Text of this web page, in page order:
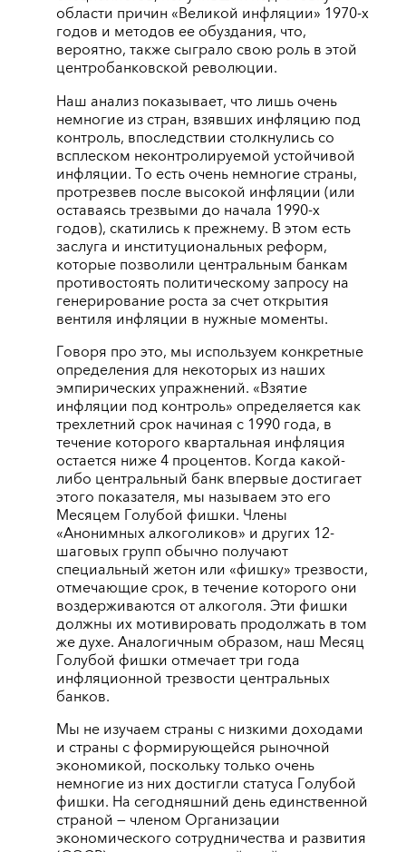
области причин «Великой инфляции» 1970-х
годов и методов ее обуздания, что,
вероятно, также сыграло свою роль в этой
центробанковской революции.
Наш анализ показывает, что лишь очень
немногие из стран, взявших инфляцию под
контроль, впоследствии столкнулись со
всплеском неконтролируемой устойчивой
инфляции. То есть очень немногие страны,
протрезвев после высокой инфляции (или
оставаясь трезвыми до начала 1990-х
годов), скатились к прежнему. В этом есть
заслуга и институциональных реформ,
которые позволили центральным банкам
противостоять политическому запросу на
генерирование роста за счет открытия
вентиля инфляции в нужные моменты.
Говоря про это, мы используем конкретные
определения для некоторых из наших
эмпирических упражнений. «Взятие
инфляции под контроль» определяется как
трехлетний срок начиная с 1990 года, в
течение которого квартальная инфляция
остается ниже 4 процентов. Когда какой-
либо центральный банк впервые достигает
этого показателя, мы называем это его
Месяцем Голубой фишки. Члены
«Анонимных алкоголиков» и других 12-
шаговых групп обычно получают
специальный жетон или «фишку» трезвости,
отмечающие срок, в течение которого они
воздерживаются от алкоголя. Эти фишки
должны их мотивировать продолжать в том
же духе. Аналогичным образом, наш Месяц
Голубой фишки отмечает три года
инфляционной трезвости центральных
банков.
Мы не изучаем страны с низкими доходами
и страны с формирующейся рыночной
экономикой, поскольку только очень
немногие из них достигли статуса Голубой
фишки. На сегодняшний день единственной
страной — членом Организации
экономического сотрудничества и развития